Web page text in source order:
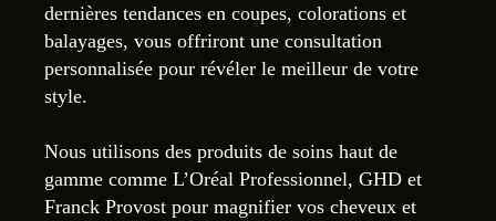
dernières tendances en coupes, colorations et
balayages, vous offriront une consultation
personnalisée pour révéler le meilleur de votre
style.
Nous utilisons des produits de soins haut de
gamme comme L’Oréal Professionnel, GHD et
Franck Provost pour magnifier vos cheveux et